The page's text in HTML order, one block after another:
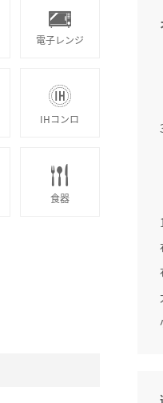
電子レンジ
IHコンロ
食器